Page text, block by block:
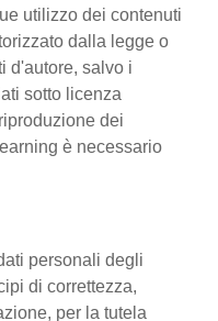
utilizzo dei contenuti
dalla legge o
d'autore, salvo i
sotto licenza
dei
è necessario
personali degli
di correttezza,
per la tutela